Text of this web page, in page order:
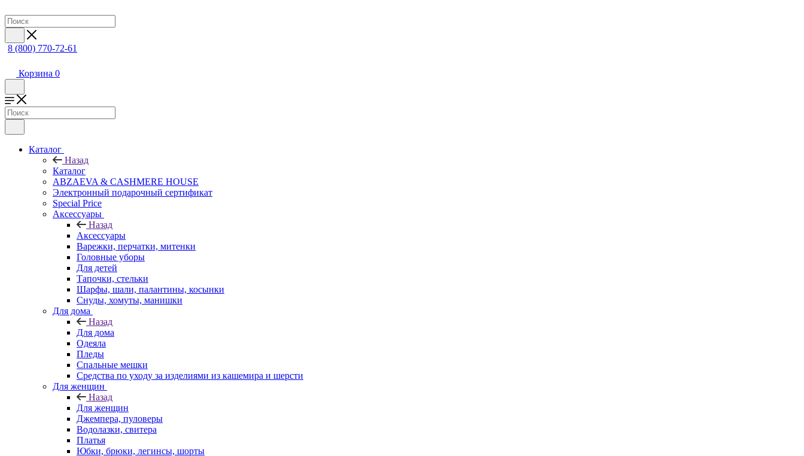
8 (800) 770-72-61
Корзина 0
Каталог
Назад
Каталог
ABZAEVA & CASHMERE HOUSE
Электронный подарочный сертификат
Special Price
Аксессуары
Назад
Аксессуары
Варежки, перчатки, митенки
Головные уборы
Для детей
Тапочки, стельки
Шарфы, шали, палантины, косынки
Снуды, хомуты, манишки
Для дома
Назад
Для дома
Одеяла
Пледы
Спальные мешки
Средства по уходу за изделиями из кашемира и шерсти
Для женщин
Назад
Для женщин
Джемпера, пуловеры
Водолазки, свитера
Платья
Юбки, брюки, легинсы, шорты